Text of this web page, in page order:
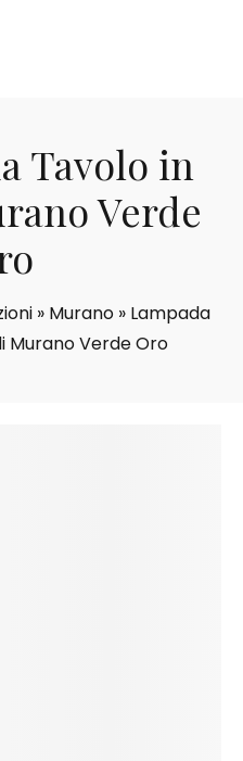
Tavolo in
Verde
» Murano » Lampada
Murano Verde Oro